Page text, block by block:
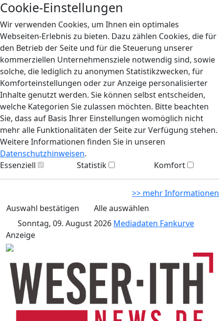
Cookie-Einstellungen
Wir verwenden Cookies, um Ihnen ein optimales
Webseiten-Erlebnis zu bieten. Dazu zählen Cookies, die für
den Betrieb der Seite und für die Steuerung unserer
kommerziellen Unternehmensziele notwendig sind, sowie
solche, die lediglich zu anonymen Statistikzwecken, für
Komforteinstellungen oder zur Anzeige personalisierter
Inhalte genutzt werden. Sie können selbst entscheiden,
welche Kategorien Sie zulassen möchten. Bitte beachten
Sie, dass auf Basis Ihrer Einstellungen womöglich nicht
mehr alle Funktionalitäten der Seite zur Verfügung stehen.
Weitere Informationen finden Sie in unseren
Datenschutzhinweisen.
Essenziell
Statistik Komfort
>> mehr Informationen
Auswahl bestätigen
Alle auswählen
Sonntag, 09. August 2026 Mediadaten Fankurve
Anzeige